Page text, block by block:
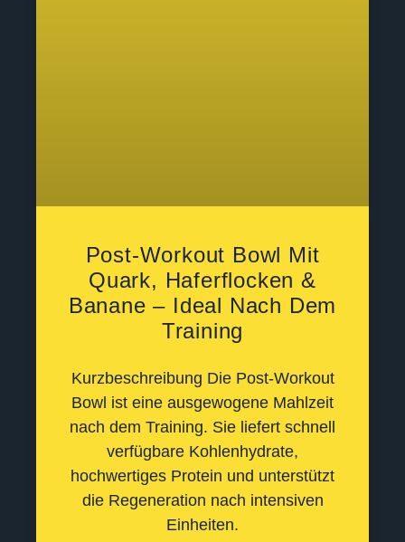
Post-Workout Bowl Mit
Quark, Haferflocken &
Banane – Ideal Nach Dem
Training
Kurzbeschreibung Die Post-Workout
Bowl ist eine ausgewogene Mahlzeit
nach dem Training. Sie liefert schnell
verfügbare Kohlenhydrate,
hochwertiges Protein und unterstützt
die Regeneration nach intensiven
Einheiten.